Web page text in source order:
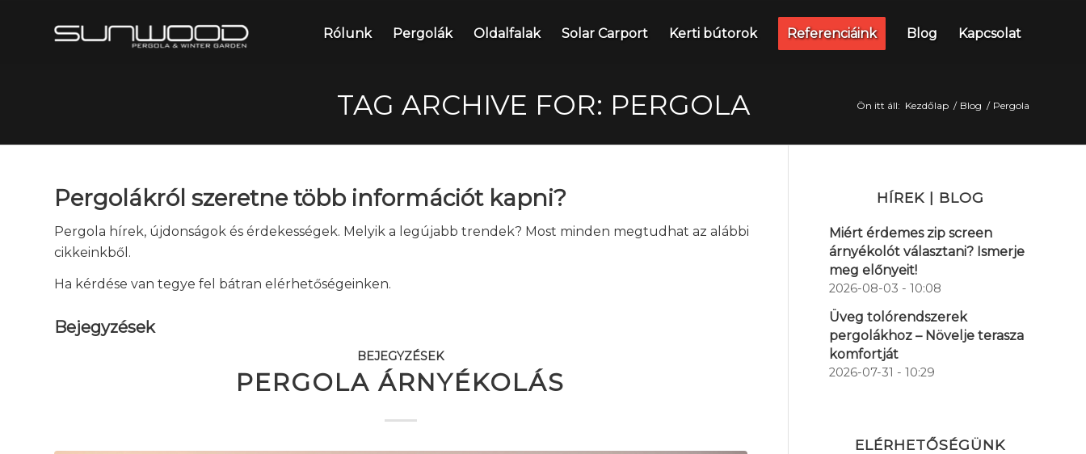
Rólunk Pergolák Oldalfalak Solar Carport Kerti bútorok Referenciáink Blog Kapcsolat
TAG ARCHIVE FOR: PERGOLA Ön itt áll: Kezdőlap / Blog / Pergola
Pergolákról szeretne több információt kapni?
Pergola hírek, újdonságok és érdekességek. Melyik a legújabb trendek? Most minden megtudhat az alábbi
cikkeinkből.
Ha kérdése van tegye fel bátran elérhetőségeinken.
Bejegyzések
BEJEGYZÉSEK
PERGOLA ÁRNYÉKOLÁS
HÍREK | BLOG
Miért érdemes zip screen
árnyékolót választani? Ismerje
meg előnyeit!
2026-08-03 - 10:08
Üveg tolórendszerek
pergolákhoz – Növelje terasza
komfortját
2026-07-31 - 10:29
ELÉRHETŐSÉGÜNK